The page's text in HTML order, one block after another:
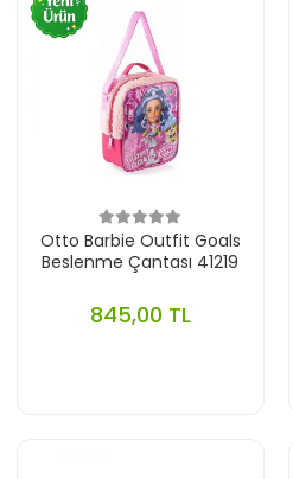
Otto Barbie Outfit Goals
Beslenme Çantası 41219
845,00 TL